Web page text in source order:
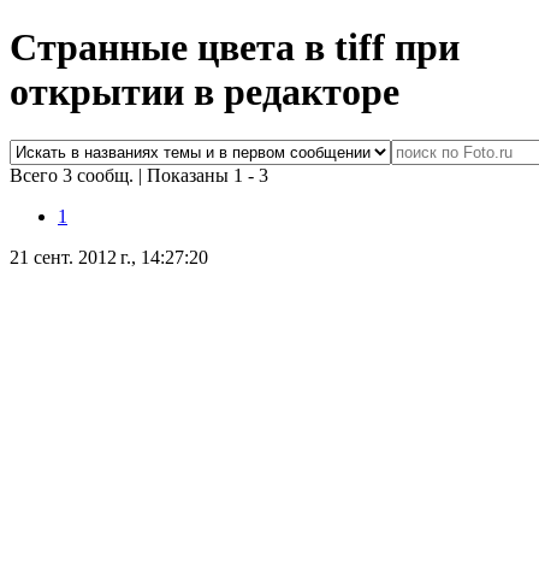
Странные цвета в tiff при
открытии в редакторе
Всего 3 сообщ. | Показаны 1 - 3
1
21 сент. 2012 г., 14:27:20